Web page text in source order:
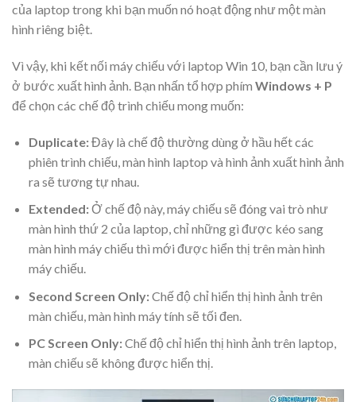
của laptop trong khi bạn muốn nó hoạt động như một màn
hình riêng biệt.
Vì vậy, khi kết nối máy chiếu với laptop Win 10, bạn cần lưu ý
ở bước xuất hình ảnh. Bạn nhấn tổ hợp phím Windows + P
để chọn các chế độ trình chiếu mong muốn:
Duplicate:Đây là chế độ thường dùng ở hầu hết các
phiên trình chiếu, màn hình laptop và hình ảnh xuất hình ảnh
ra sẽ tương tự nhau.
Extended:Ở chế độ này, máy chiếu sẽ đóng vai trò như
màn hình thứ 2 của laptop, chỉ những gì được kéo sang
màn hình máy chiếu thì mới được hiển thị trên màn hình
máy chiếu.
Second Screen Only:Chế độ chỉ hiển thị hình ảnh trên
màn chiếu, màn hình máy tính sẽ tối đen.
PC Screen Only:Chế độ chỉ hiển thị hình ảnh trên laptop,
màn chiếu sẽ không được hiển thị.